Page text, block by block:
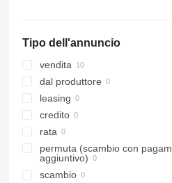
Tipo dell'annuncio
vendita
dal produttore
leasing
credito
rata
permuta (scambio con
aggiuntivo)
scambio